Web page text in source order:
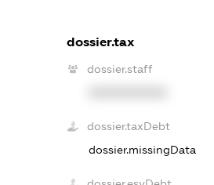
dossier.tax
dossier.staff
dossier.taxDebt
dossier.missingData